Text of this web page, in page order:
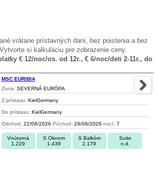
vrátane prístavných daní, bez poistenia a bez
si kalkuláciu pre zobrazenie ceny.
€ 12/noc/os. od 12r., € 6/noc/deti 2-11r., do
MSC EURIBIA
Zona: SEVERNÁ EURÓPA
Z prístavu: KielGermany
Do prístavu: KielGermany
Odchod: 22/08/2026 Príchod: 29/08/2026 nocí: 7
Vnútorná
1.229
S Oknom
1.439
S Balkóm
2.179
Suite
n.d.